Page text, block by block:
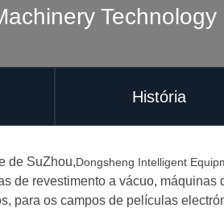
Technology
História
de SuZhou,Dongsheng Intelligent
de revestimento a vácuo,
para os campos de películas